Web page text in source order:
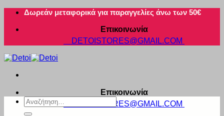
Μετάβαση
περιεχόμενο
Δωρεάν μεταφορικά για παραγγελίες άνω των 50€
Επικοινωνία
DETOISTORES@GMAIL.COM
Επικοινωνία
DETOISTORES@GMAIL.COM
Αναζήτηση
για: